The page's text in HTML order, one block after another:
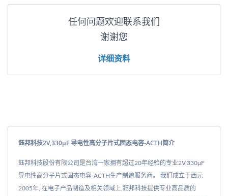
任何问题欢迎联系我们
谢谢您
详细资料
鈺邦科技2V,330μF 导电性高分子片式固态电容-ACTH简介
鈺邦科技股份有限公司是台湾一家拥有超过20年经验的专业2V,330μF
导电性高分子片式固态电容-ACTH生产制造服务商。 我们成立于西元
2005年, 在电子产品制造及相关领域上,鈺邦科技提供专业高品质的